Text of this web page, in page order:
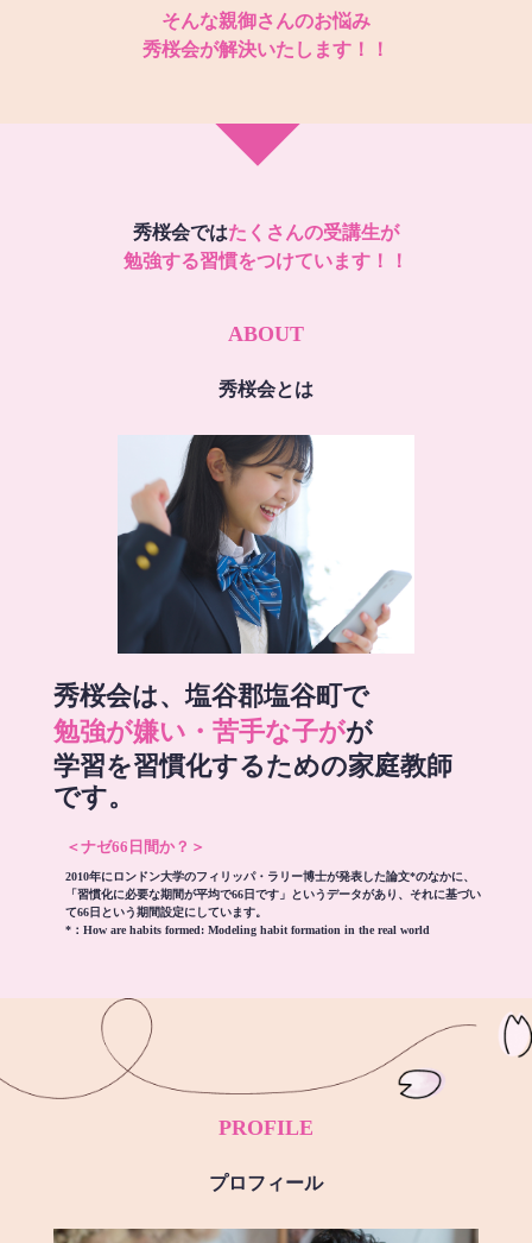
そんな親御さんのお悩み
秀桜会が解決いたします！！
秀桜会ではたくさんの受講生が
勉強する習慣をつけています！！
ABOUT
秀桜会とは
秀桜会は、塩谷郡塩谷町で
勉強が嫌い・苦手な子がが
学習を習慣化するための家庭教師
です。
＜ナゼ66日間か？＞
2010年にロンドン大学のフィリッパ・ラリー博士が発表した論文*のなかに、
「習慣化に必要な期間が平均で66日です」というデータがあり、それに基づい
て66日という期間設定にしています。
*： How are habits formed: Modeling habit formation in the real world
PROFILE
プロフィール